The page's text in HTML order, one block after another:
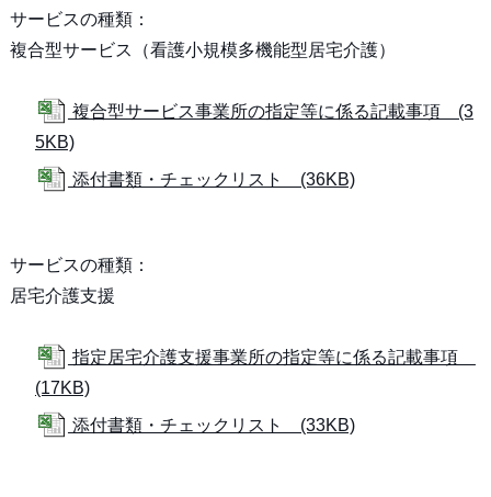
サービスの種類：
複合型サービス（看護小規模多機能型居宅介護）
複合型サービス事業所の指定等に係る記載事項 (3
5KB)
添付書類・チェックリスト (36KB)
サービスの種類：
居宅介護支援
指定居宅介護支援事業所の指定等に係る記載事項
(17KB)
添付書類・チェックリスト (33KB)